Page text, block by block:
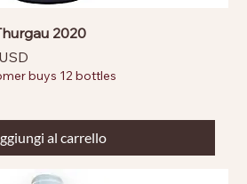
2020
scontato
buys 12 bottles
al carrello